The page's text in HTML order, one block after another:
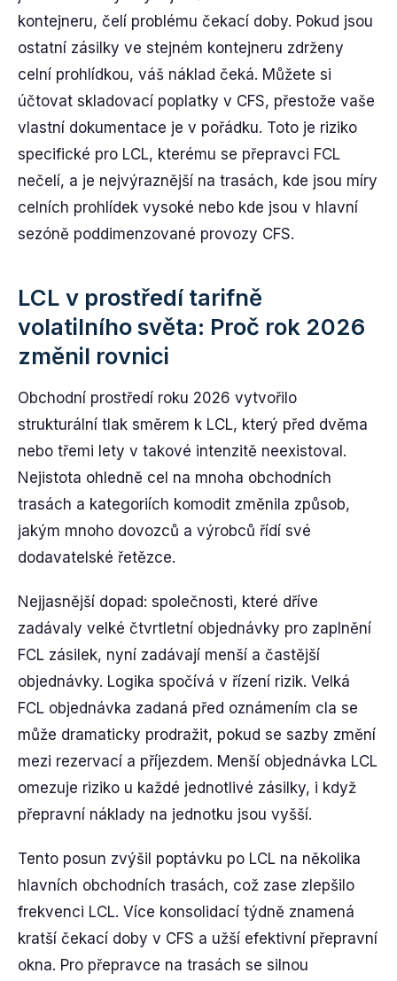
kontejneru, čelí problému čekací doby. Pokud jsou
ostatní zásilky ve stejném kontejneru zdrženy
celní prohlídkou, váš náklad čeká. Můžete si
účtovat skladovací poplatky v CFS, přestože vaše
vlastní dokumentace je v pořádku. Toto je riziko
specifické pro LCL, kterému se přepravci FCL
nečelí, a je nejvýraznější na trasách, kde jsou míry
celních prohlídek vysoké nebo kde jsou v hlavní
sezóně poddimenzované provozy CFS.
LCL v prostředí tarifně
volatilního světa: Proč rok 2026
změnil rovnici
Obchodní prostředí roku 2026 vytvořilo
strukturální tlak směrem k LCL, který před dvěma
nebo třemi lety v takové intenzitě neexistoval.
Nejistota ohledně cel na mnoha obchodních
trasách a kategoriích komodit změnila způsob,
jakým mnoho dovozců a výrobců řídí své
dodavatelské řetězce.
Nejjasnější dopad: společnosti, které dříve
zadávaly velké čtvrtletní objednávky pro zaplnění
FCL zásilek, nyní zadávají menší a častější
objednávky. Logika spočívá v řízení rizik. Velká
FCL objednávka zadaná před oznámením cla se
může dramaticky prodražit, pokud se sazby změní
mezi rezervací a příjezdem. Menší objednávka LCL
omezuje riziko u každé jednotlivé zásilky, i když
přepravní náklady na jednotku jsou vyšší.
Tento posun zvýšil poptávku po LCL na několika
hlavních obchodních trasách, což zase zlepšilo
frekvenci LCL. Více konsolidací týdně znamená
kratší čekací doby v CFS a užší efektivní přepravní
okna. Pro přepravce na trasách se silnou